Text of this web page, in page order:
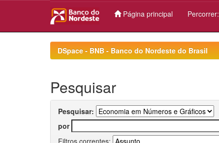
Página principal Percorrer:
DSpace - BNB - Banco do Nordeste do Brasil
Pesquisar
Pesquisar:
por
Filtros correntes: